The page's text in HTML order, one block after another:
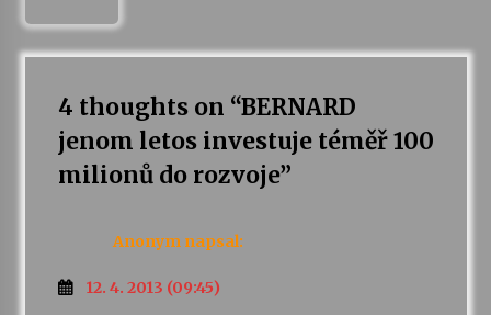
4 thoughts on “BERNARD
jenom letos investuje téměř 100
milionů do rozvoje”
Anonym napsal:
12. 4. 2013 (09:45)